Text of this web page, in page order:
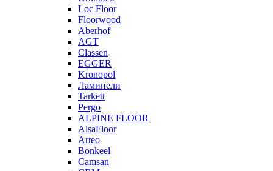
Loc Floor
Floorwood
Aberhof
AGT
Classen
EGGER
Kronopol
Ламинели
Tarkett
Pergo
ALPINE FLOOR
AlsaFloor
Arteo
Bonkeel
Camsan